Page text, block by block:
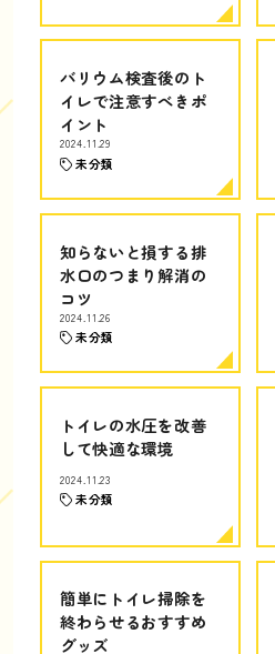
バリウム検査後のト
イレで注意すべきポ
イント
2024.11.29
未分類
知らないと損する排
水口のつまり解消の
コツ
2024.11.26
未分類
トイレの水圧を改善
して快適な環境
2024.11.23
未分類
簡単にトイレ掃除を
終わらせるおすすめ
グッズ